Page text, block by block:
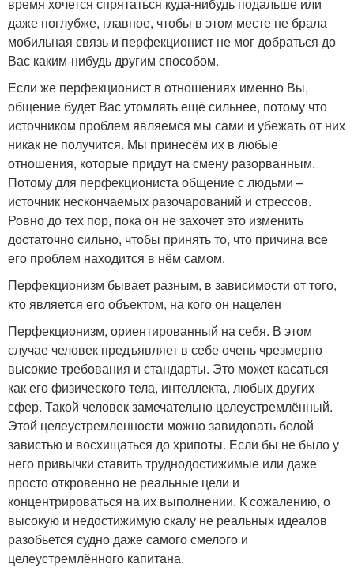
время хочется спрятаться куда-нибудь подальше или
даже поглубже, главное, чтобы в этом месте не брала
мобильная связь и перфекционист не мог добраться до
Вас каким-нибудь другим способом.
Если же перфекционист в отношениях именно Вы,
общение будет Вас утомлять ещё сильнее, потому что
источником проблем являемся мы сами и убежать от них
никак не получится. Мы принесём их в любые
отношения, которые придут на смену разорванным.
Потому для перфекциониста общение с людьми –
источник нескончаемых разочарований и стрессов.
Ровно до тех пор, пока он не захочет это изменить
достаточно сильно, чтобы принять то, что причина все
его проблем находится в нём самом.
Перфекционизм бывает разным, в зависимости от того,
кто является его объектом, на кого он нацелен
Перфекционизм, ориентированный на себя. В этом
случае человек предъявляет в себе очень чрезмерно
высокие требования и стандарты. Это может касаться
как его физического тела, интеллекта, любых других
сфер. Такой человек замечательно целеустремлённый.
Этой целеустремленности можно завидовать белой
завистью и восхищаться до хрипоты. Если бы не было у
него привычки ставить труднодостижимые или даже
просто откровенно не реальные цели и
концентрироваться на их выполнении. К сожалению, о
высокую и недостижимую скалу не реальных идеалов
разобьется судно даже самого смелого и
целеустремлённого капитана.